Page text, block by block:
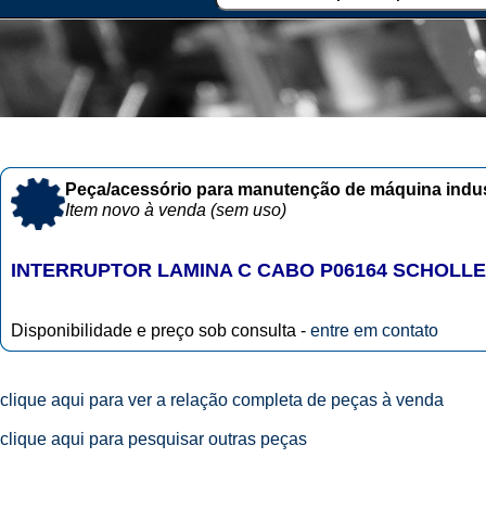
Peça/acessório para manutenção de máquina
Item novo à venda (sem uso)
INTERRUPTOR LAMINA C CABO P06164 SCHOLLE
Disponibilidade e preço sob consulta - entre em contato
clique aqui para ver a relação completa de peças à venda
clique aqui para pesquisar outras peças